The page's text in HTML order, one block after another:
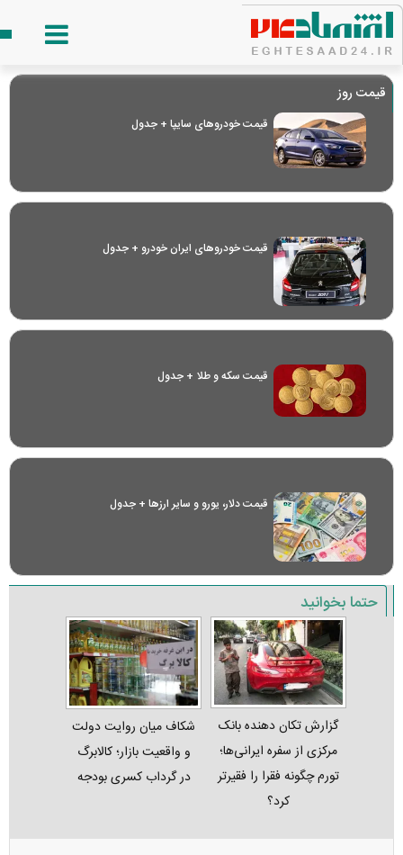
قیمت روز
قیمت خودرو‌های سایپا + جدول
قیمت خودرو‌های ایران خودرو + جدول
قیمت سکه و طلا + جدول
قیمت دلار، یورو و سایر ارز‌ها + جدول
حتما بخوانید
گزارش تکان‌ دهنده بانک
مرکزی از سفره ایرانی‌ها؛
تورم چگونه فقرا را فقیرتر
کرد؟
شکاف میان روایت دولت
و واقعیت بازار؛ کالابرگ
در گرداب کسری بودجه